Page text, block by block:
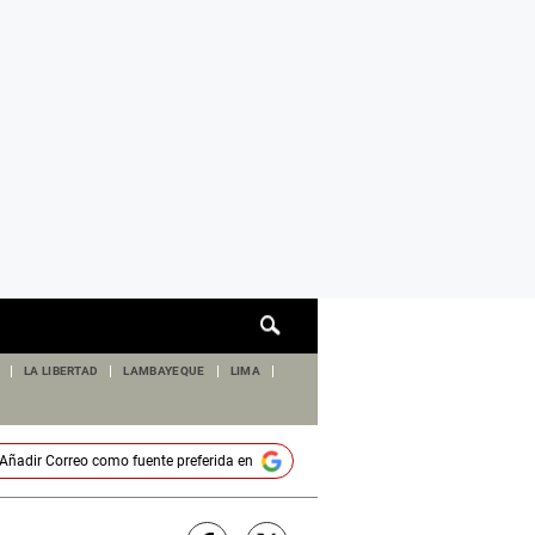
de
LA LIBERTAD LAMBAYEQUE LIMA
Correocomo fuente preferida en